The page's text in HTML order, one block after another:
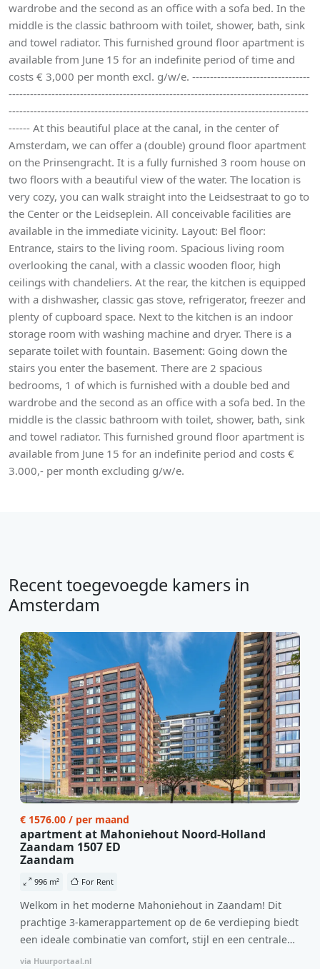
wardrobe and the second as an office with a sofa bed. In the
middle is the classic bathroom with toilet, shower, bath, sink
and towel radiator. This furnished ground floor apartment is
available from June 15 for an indefinite period of time and
costs € 3,000 per month excl. g/w/e. ---------------------------------
------------------------------------------------------------------------------------
------------------------------------------------------------------------------------
------ At this beautiful place at the canal, in the center of
Amsterdam, we can offer a (double) ground floor apartment
on the Prinsengracht. It is a fully furnished 3 room house on
two floors with a beautiful view of the water. The location is
very cozy, you can walk straight into the Leidsestraat to go to
the Center or the Leidseplein. All conceivable facilities are
available in the immediate vicinity. Layout: Bel floor:
Entrance, stairs to the living room. Spacious living room
overlooking the canal, with a classic wooden floor, high
ceilings with chandeliers. At the rear, the kitchen is equipped
with a dishwasher, classic gas stove, refrigerator, freezer and
plenty of cupboard space. Next to the kitchen is an indoor
storage room with washing machine and dryer. There is a
separate toilet with fountain. Basement: Going down the
stairs you enter the basement. There are 2 spacious
bedrooms, 1 of which is furnished with a double bed and
wardrobe and the second as an office with a sofa bed. In the
middle is the classic bathroom with toilet, shower, bath, sink
and towel radiator. This furnished ground floor apartment is
available from June 15 for an indefinite period and costs €
3.000,- per month excluding g/w/e.
Recent toegevoegde kamers in
Amsterdam
€ 1576.00 / per maand
apartment at Mahoniehout Noord-Holland
Zaandam 1507 ED
Zaandam
996 m² For Rent
Welkom in het moderne Mahoniehout in Zaandam! Dit
prachtige 3-kamerappartement op de 6e verdieping biedt
een ideale combinatie van comfort, stijl en een centrale
locatie. Met een huurprijs van €1.576 per maand
via Huurportaal.nl